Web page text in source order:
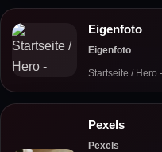
Eigenfoto
Eigenfoto
Startseite / Hero
Pexels
Pexels